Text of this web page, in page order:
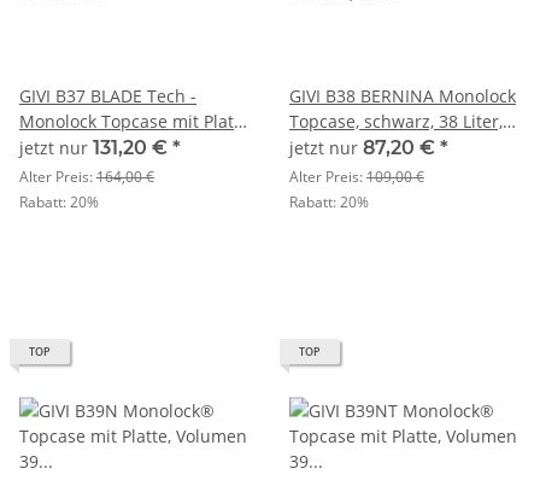
GIVI B37 BLADE Tech -
Monolock Topcase mit Platte
schwarz matt / Max
Zuladung 3 kg
jetzt nur 131,20 € *
Alter Preis:164,00 €
Rabatt:20%
GIVI B38 BERNINA Monolock
Topcase, schwarz, 38 Liter,
mit Universalplatte und
Montagekit
jetzt nur 87,20 € *
Alter Preis:109,00 €
Rabatt:20%
TOP TOP